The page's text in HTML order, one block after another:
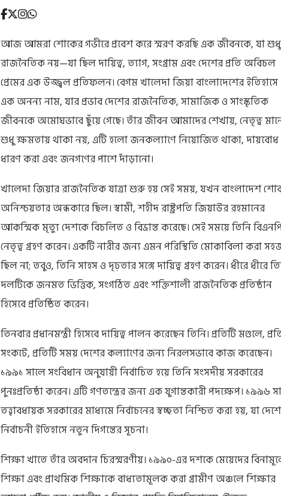
আজ আমরা শোকের গভীরে প্রবেশ করে স্মরণ করছি এক জীবনকে, যা শুধু
রাজনৈতিক নয়—যা ছিল দায়িত্ব, ত্যাগ, সংগ্রাম এবং দেশের প্রতি অবিচল
প্রেমের এক উজ্জ্বল প্রতিফলন। বেগম খালেদা জিয়া বাংলাদেশের ইতিহাসে
এক অনন্য নাম, যার প্রভাব দেশের রাজনৈতিক, সামাজিক ও সাংস্কৃতিক
জীবনকে অমোঘভাবে ছুঁয়ে গেছে। তাঁর জীবন আমাদের শেখায়, নেতৃত্ব
শুধু ক্ষমতায় থাকা নয়, এটি হলো জনকল্যাণে নিয়োজিত থাকা, দায়বোধ
ধারণ করা এবং জনগণের পাশে দাঁড়ানো।
খালেদা জিয়ার রাজনৈতিক যাত্রা শুরু হয় সেই সময়, যখন বাংলাদেশ
অনিশ্চয়তার অন্ধকারে ছিল। স্বামী, শহীদ রাষ্ট্রপতি জিয়াউর রহমানের
আকস্মিক মৃত্যু দেশকে বিচলিত ও বিভ্রান্ত করেছে। সেই সময়ে তিনি
নেতৃত্ব গ্রহণ করেন। একটি নারীর জন্য এমন পরিস্থিতি মোকাবিলা করা
ছিল না; তবুও, তিনি সাহস ও দৃঢ়তার সঙ্গে দায়িত্ব গ্রহণ করেন। ধীরে ধীরে
দলটিকে জনমত ভিত্তিক, সংগঠিত এবং শক্তিশালী রাজনৈতিক প্রতিষ্ঠান
হিসেবে প্রতিষ্ঠিত করেন।
তিনবার প্রধানমন্ত্রী হিসেবে দায়িত্ব পালন করেছেন তিনি। প্রতিটি মণ্ডলে,
সংকটে, প্রতিটি সময় দেশের কল্যাণের জন্য নিরলসভাবে কাজ করেছেন।
১৯৯১ সালে সংবিধান অনুযায়ী নির্বাচিত হয়ে তিনি সংসদীয় সরকারের
পুনঃপ্রতিষ্ঠা করেন। এটি গণতন্ত্রের জন্য এক যুগান্তকারী পদক্ষেপ। ১৯৯৬
তত্ত্বাবধায়ক সরকারের মাধ্যমে নির্বাচনের স্বচ্ছতা নিশ্চিত করা হয়, যা
নির্বাচনী ইতিহাসে নতুন দিগন্তের সূচনা।
শিক্ষা খাতে তাঁর অবদান চিরস্মরণীয়। ১৯৯০-এর দশকে মেয়েদের
শিক্ষা এবং প্রাথমিক শিক্ষাকে বাধ্যতামূলক করা গ্রামীণ অঞ্চলে শিক্ষার